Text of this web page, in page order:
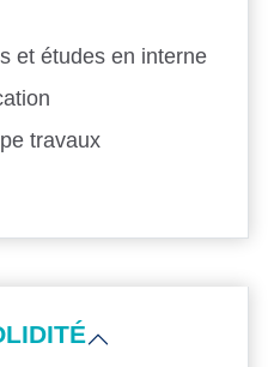
et études en interne
travaux